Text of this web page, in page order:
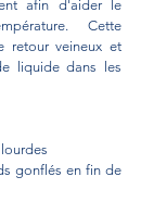
afin d'aider le
Cette
retour veineux et
liquide dans les
gonflés en fin de